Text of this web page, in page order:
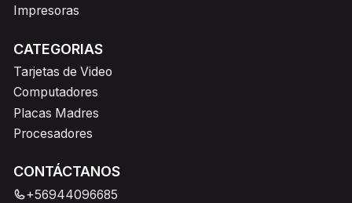
Impresoras
CATEGORIAS
Tarjetas de Video
Computadores
Placas Madres
Procesadores
CONTÁCTANOS
+56944096685